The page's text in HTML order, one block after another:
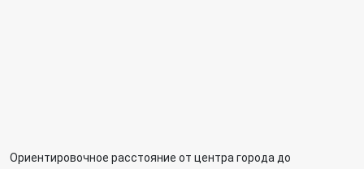
Ориентировочное расстояние от центра города до